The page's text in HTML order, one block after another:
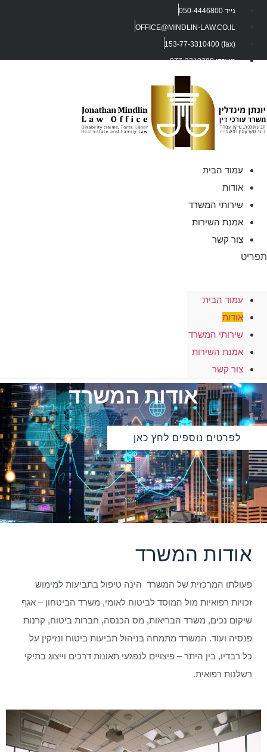
נייד 050-4446800
OFFICE@MINDLIN-LAW.CO.IL
משרד: 077-3310300
עמוד הבית
אודות
שירותי המשרד
אמנת השירות
צור קשר
עמוד הבית
אודות
שירותי המשרד
אמנת השירות
צור קשר
אודות המשרד
לפרטים נוספים לחץ כאן
אודות המשרד
פעולתו המרכזית של המשרד הינה טיפול בתביעות למימוש
זכויות רפואיות מול המוסד לביטוח לאומי, משרד הביטחון – אגף
שיקום נכים, משרד הבריאות, מס הכנסה, חברות ביטוח, קרנות
פנסיה ועוד. המשרד מתמחה בניהול תביעות ביטוח ונזיקין על
כל רבדיו, בין היתר – פיצויים לנפגעי תאונות דרכים וייצוג בתיקי
רשלנות רפואית.